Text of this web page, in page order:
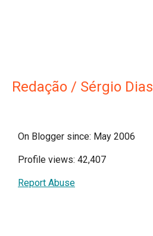
Redação / Sérgio Dias
On Blogger since: May 2006
Profile views: 42,407
Report Abuse